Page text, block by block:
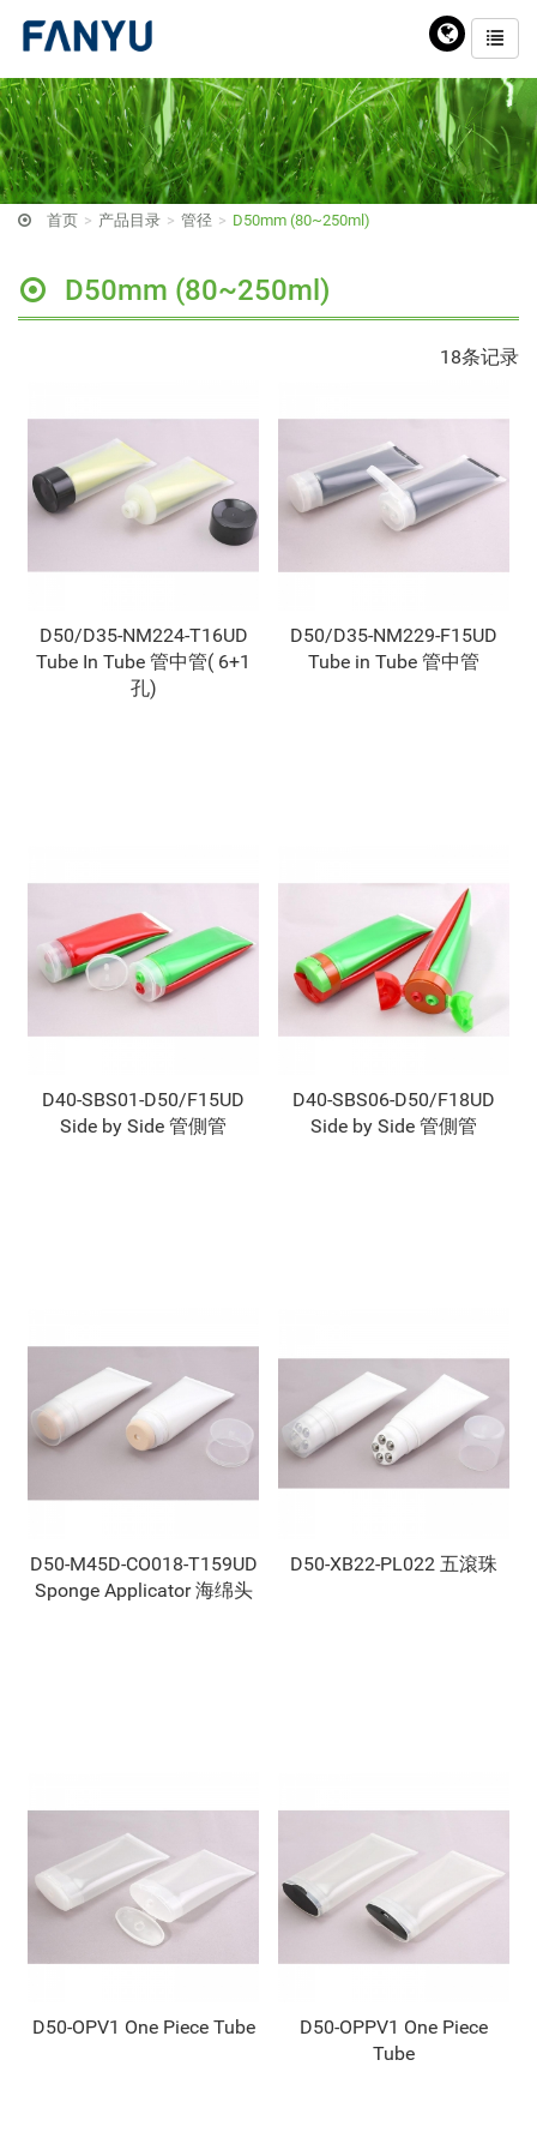
首页 产品目录 管径 D50mm (80~250ml)
D50mm (80~250ml)
18条记录
D50/D35-NM224-T16UD
Tube In Tube 管中管( 6+1
孔)
D50/D35-NM229-F15UD
Tube in Tube 管中管
D40-SBS01-D50/F15UD
Side by Side 管側管
D40-SBS06-D50/F18UD
Side by Side 管側管
D50-M45D-CO018-T159UD
Sponge Applicator 海绵头
D50-XB22-PL022 五滾珠
D50-OPV1 One Piece Tube
D50-OPPV1 One Piece
Tube